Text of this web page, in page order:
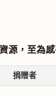
源，至為
捐贈者